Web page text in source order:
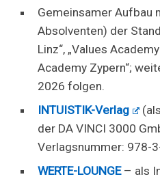
Gemeinsamer Aufbau
Absolventen) der
Linz“, „Values
Academy Zypern“;
2026 folgen.
INTUISTIK-Verlag
der DA VINCI 3000
Verlagsnummer: 978-
WERTE-LOUNGE– als